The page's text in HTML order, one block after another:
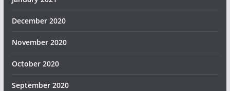
December 2020
November 2020
October 2020
September 2020